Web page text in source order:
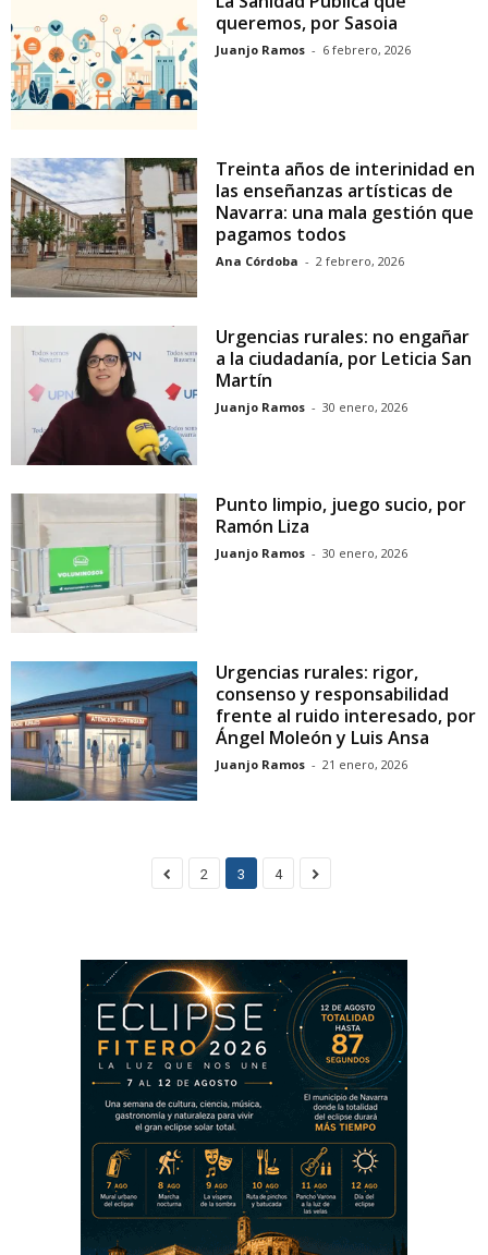
queremos, por Sasoia
Juanjo Ramos - 6 febrero, 2026
Treinta años de interinidad en
las enseñanzas artísticas de
Navarra: una mala gestión que
pagamos todos
Ana Córdoba - 2 febrero, 2026
Urgencias rurales: no engañar
a la ciudadanía, por Leticia San
Martín
Juanjo Ramos - 30 enero, 2026
Punto limpio, juego sucio, por
Ramón Liza
Juanjo Ramos - 30 enero, 2026
Urgencias rurales: rigor,
consenso y responsabilidad
frente al ruido interesado, por
Ángel Moleón y Luis Ansa
Juanjo Ramos - 21 enero, 2026
2 3 4